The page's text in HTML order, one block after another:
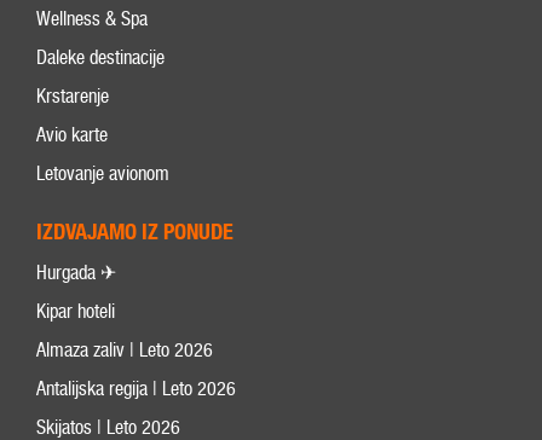
Wellness & Spa
Daleke destinacije
Krstarenje
Avio karte
Letovanje avionom
IZDVAJAMO IZ PONUDE
Hurgada ✈
Kipar hoteli
Almaza zaliv | Leto 2026
Antalijska regija | Leto 2026
Skijatos | Leto 2026